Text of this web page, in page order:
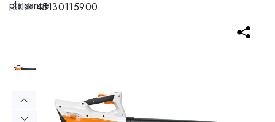
SKU:45130115900